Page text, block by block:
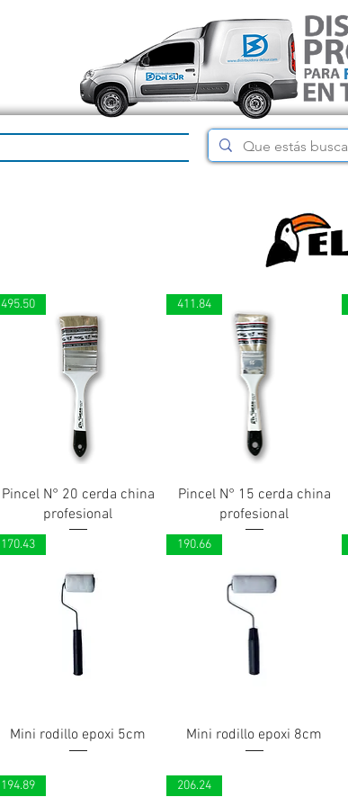
495.50
Pincel N° 20 cerda china
profesional
411.84
Pincel N° 15 cerda china
profesional
170.43
Mini rodillo epoxi 5cm
190.66
Mini rodillo epoxi 8cm
194.89 206.24